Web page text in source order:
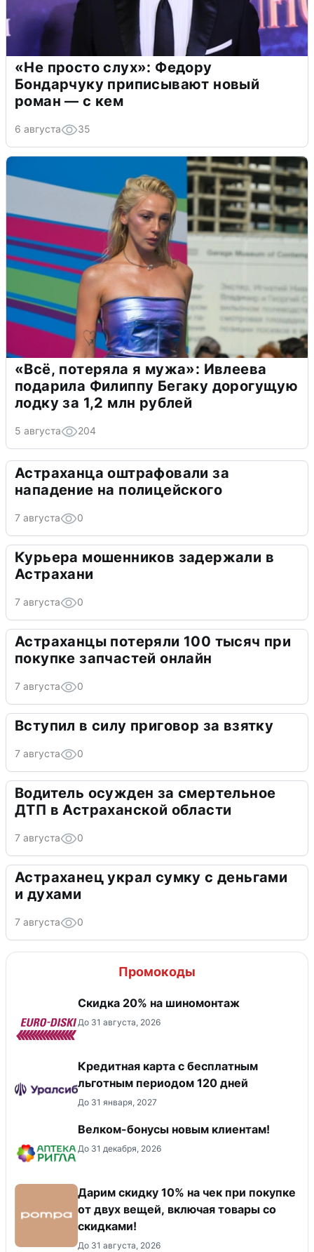
«Не просто слух»: Федору
Бондарчуку приписывают новый
роман — с кем
6 августа 35
«Всё, потеряла я мужа»: Ивлеева
подарила Филиппу Бегаку дорогущую
лодку за 1,2 млн рублей
5 августа 204
Астраханца оштрафовали за
нападение на полицейского
7 августа 0
Курьера мошенников задержали в
Астрахани
7 августа 0
Астраханцы потеряли 100 тысяч при
покупке запчастей онлайн
7 августа 0
Вступил в силу приговор за взятку
7 августа 0
Водитель осужден за смертельное
ДТП в Астраханской области
7 августа 0
Астраханец украл сумку с деньгами
и духами
7 августа 0
Промокоды
Скидка 20% на шиномонтаж
До 31 августа, 2026
Кредитная карта с бесплатным
льготным периодом 120 дней
До 31 января, 2027
Велком-бонусы новым клиентам!
До 31 декабря, 2026
Дарим скидку 10% на чек при покупке
от двух вещей, включая товары со
скидками!
До 31 августа, 2026